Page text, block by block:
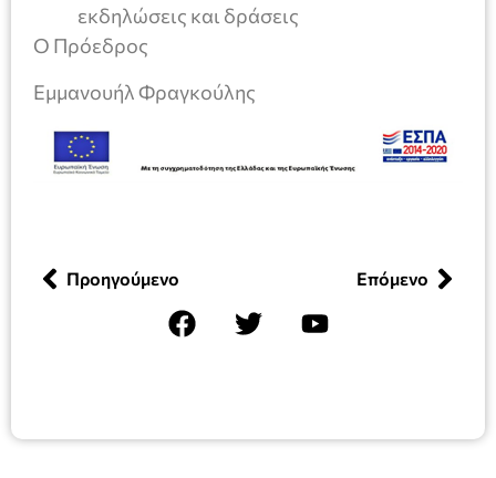
εκδηλώσεις και δράσεις
Ο Πρόεδρος
Εμμανουήλ Φραγκούλης
Προηγούμενο Επόμενο